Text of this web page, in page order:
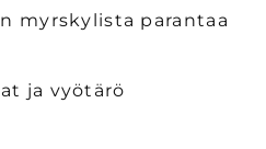
myrskylista parantaa
ja vyötärö